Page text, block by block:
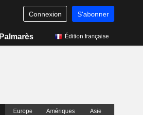
Connexion S'abonner
Palmarès Édition française
Europe Amériques Asie